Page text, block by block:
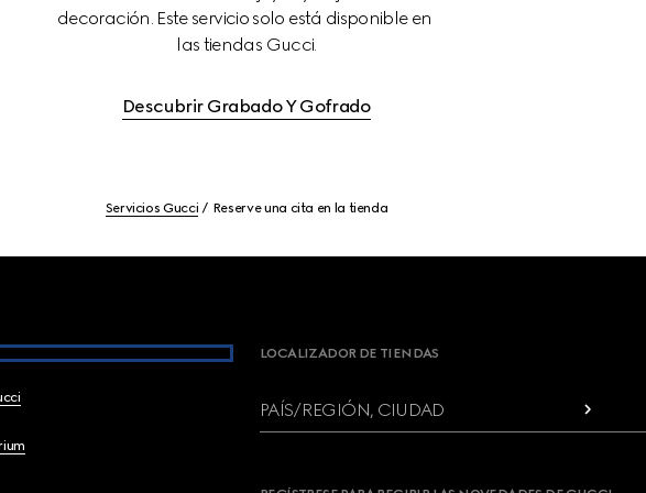
decoración. Este servicio solo está disponible en
las tiendas Gucci.
Descubrir Grabado Y Gofrado
Servicios Gucci Reserve una cita en la tienda
LOCALIZADOR DE TIENDAS
PAÍS/REGIÓN, CIUDAD